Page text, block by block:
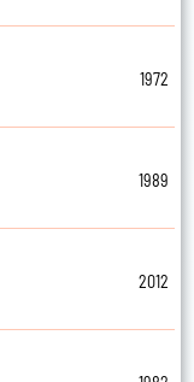
1972
1989
2012